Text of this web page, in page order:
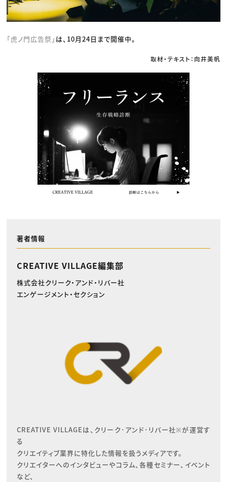
「虎ノ門広告祭」 は、10月24日まで開催中。
取材・テキスト：向井美帆
著者情報
CREATIVE VILLAGE編集部
株式会社クリーク・アンド・リバー社
エンゲージメント・セクション
CREATIVE VILLAGEは、クリーク･アンド･リバー社※が運営す
る
クリエイティブ業界に特化した情報を扱うメディアです。
クリエイターへのインタビューやコラム、各種セミナー、イベント
など、